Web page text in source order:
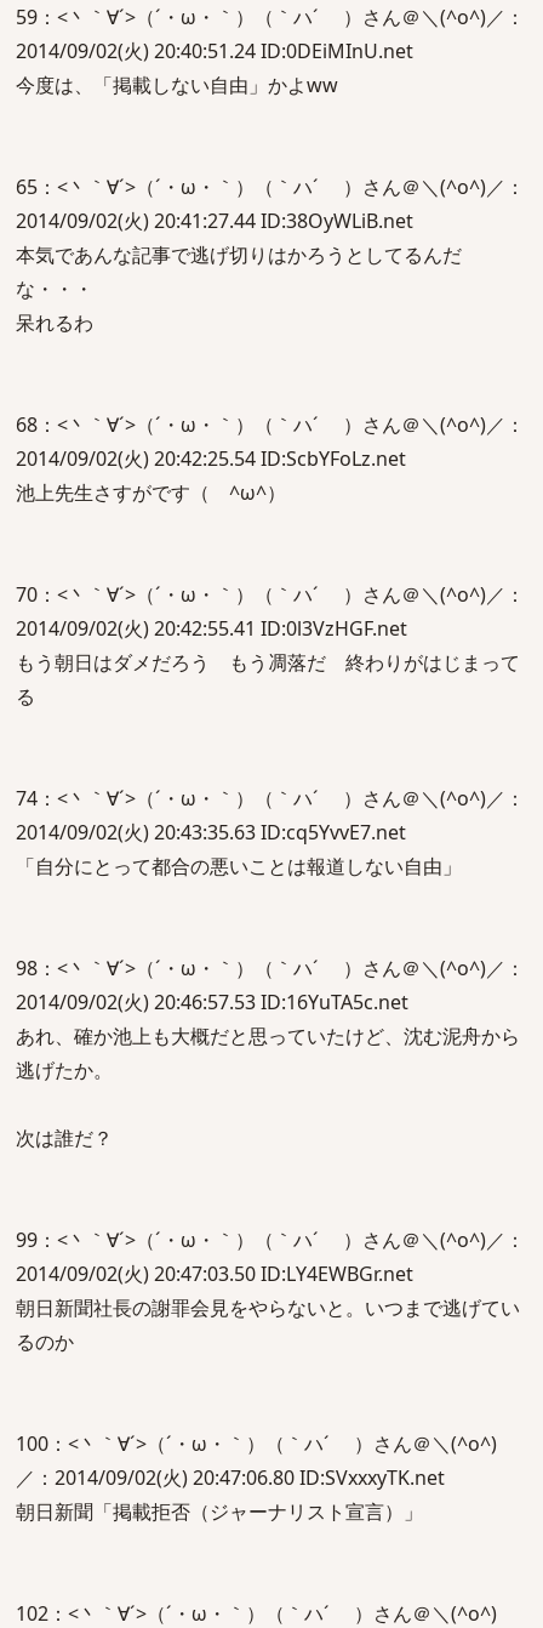
59：<丶｀∀´>（´・ω・｀）（｀ハ´ ）さん＠＼(^o^)／：
2014/09/02(火) 20:40:51.24 ID:0DEiMInU.net
今度は、「掲載しない自由」かよww
65：<丶｀∀´>（´・ω・｀）（｀ハ´ ）さん＠＼(^o^)／：
2014/09/02(火) 20:41:27.44 ID:38OyWLiB.net
本気であんな記事で逃げ切りはかろうとしてるんだ
な・・・
呆れるわ
68：<丶｀∀´>（´・ω・｀）（｀ハ´ ）さん＠＼(^o^)／：
2014/09/02(火) 20:42:25.54 ID:ScbYFoLz.net
池上先生さすがです（ ^ω^）
70：<丶｀∀´>（´・ω・｀）（｀ハ´ ）さん＠＼(^o^)／：
2014/09/02(火) 20:42:55.41 ID:0l3VzHGF.net
もう朝日はダメだろう もう凋落だ 終わりがはじまって
る
74：<丶｀∀´>（´・ω・｀）（｀ハ´ ）さん＠＼(^o^)／：
2014/09/02(火) 20:43:35.63 ID:cq5YvvE7.net
「自分にとって都合の悪いことは報道しない自由」
98：<丶｀∀´>（´・ω・｀）（｀ハ´ ）さん＠＼(^o^)／：
2014/09/02(火) 20:46:57.53 ID:16YuTA5c.net
あれ、確か池上も大概だと思っていたけど、沈む泥舟から
逃げたか。
次は誰だ？
99：<丶｀∀´>（´・ω・｀）（｀ハ´ ）さん＠＼(^o^)／：
2014/09/02(火) 20:47:03.50 ID:LY4EWBGr.net
朝日新聞社長の謝罪会見をやらないと。いつまで逃げてい
るのか
100：<丶｀∀´>（´・ω・｀）（｀ハ´ ）さん＠＼(^o^)
／：2014/09/02(火) 20:47:06.80 ID:SVxxxyTK.net
朝日新聞「掲載拒否（ジャーナリスト宣言）」
102：<丶｀∀´>（´・ω・｀）（｀ハ´ ）さん＠＼(^o^)